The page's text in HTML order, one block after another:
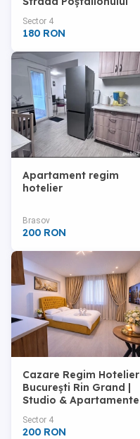
Sector 4
180 RON
Apartament regim
hotelier
Brasov
200 RON
Cazare Regim Hotelier
București Rin Grand |
Studio & Apartamente
Sector 4
200 RON